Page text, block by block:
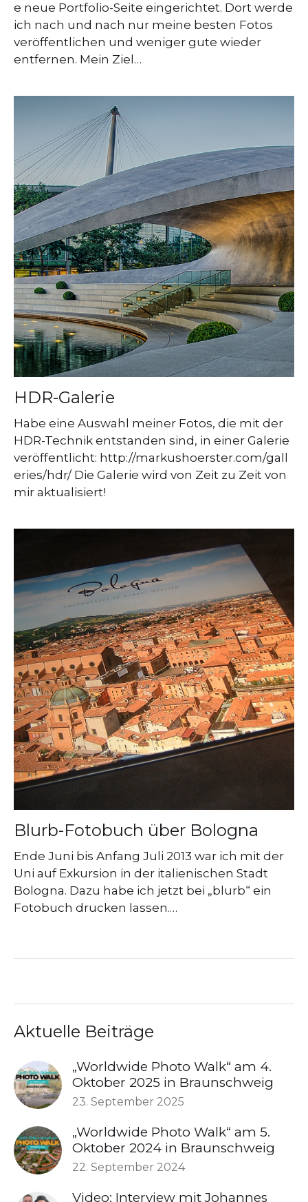
e neue Portfolio-Seite eingerichtet. Dort werde
ich nach und nach nur meine besten Fotos
veröffentlichen und weniger gute wieder
entfernen. Mein Ziel…
HDR-Galerie
Habe eine Auswahl meiner Fotos, die mit der
HDR-Technik entstanden sind, in einer Galerie
veröffentlicht: http://markushoerster.com/gall
eries/hdr/ Die Galerie wird von Zeit zu Zeit von
mir aktualisiert!
Blurb-Fotobuch über Bologna
Ende Juni bis Anfang Juli 2013 war ich mit der
Uni auf Exkursion in der italienischen Stadt
Bologna. Dazu habe ich jetzt bei „blurb“ ein
Fotobuch drucken lassen.…
Aktuelle Beiträge
„Worldwide Photo Walk“ am 4.
Oktober 2025 in Braunschweig
23. September 2025
„Worldwide Photo Walk“ am 5.
Oktober 2024 in Braunschweig
22. September 2024
Video: Interview mit Johannes